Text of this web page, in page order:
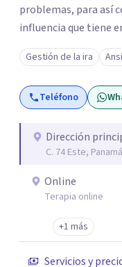
problemas, para así
influencia que tiene
manera que,
ya no nos sirven y
personal.
Gestión de la ira
Teléfono
Dirección
C. 74 Este,
Online
Terapia online
+1 más
Servicios y